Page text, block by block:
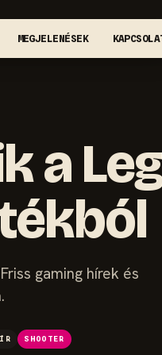
MEGJELENÉSEK
a
gaming hírek és
SHOOTER